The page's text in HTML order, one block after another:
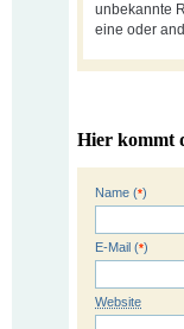
unbekannte
eine oder
Hier kommt
Name (*)
E-Mail (*)
Website